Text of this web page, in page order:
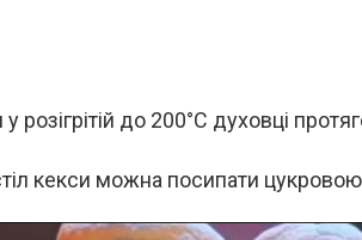
розігрітій до 200°C духовці
кекси можна посипати